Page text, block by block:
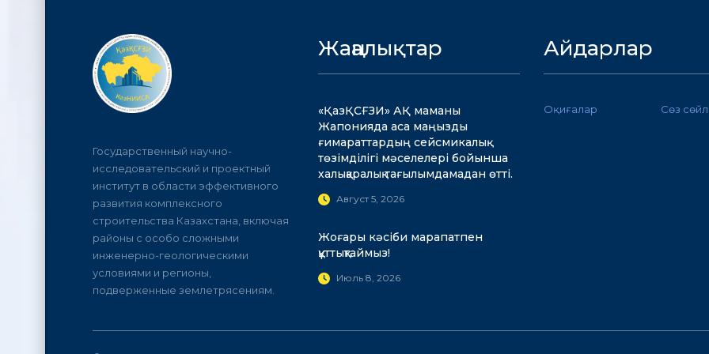
Государственный научно-
исследовательский и проектный
институт в области эффективного
развития комплексного
строительства Казахстана, включая
районы с особо сложными
инженерно-геологическими
условиями и регионы,
подверженные землетрясениям.
Жаңалықтар
«ҚазҚСҒЗИ» АҚ маманы
Жапонияда аса маңызды
ғимараттардың сейсмикалық
төзімділігі мәселелері бойынша
халықаралық тағылымдамадан өтті.
Август 5, 2026
Жоғары кәсіби марапатпен
құттықтаймыз!
Июль 8, 2026
Айдарлар
Оқиғалар Сөз